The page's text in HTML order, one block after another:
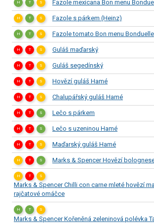
H T S Fazole mexicana Bon menu
H T S Fazole s párkem (Heinz)
H T S Fazole tomato Bon menu Bonduelle
H T S Guláš maďarský
H T S Guláš segedínský
H T S Hovězí guláš Hamé
H T S Chalupářský guláš Hamé
H T S Lečo s párkem
H T S Lečo s uzeninou Hamé
H T S Maďarský guláš Hamé
H T S Marks & Spencer Hovězí
H T S
Marks & Spencer Chilli con carne mleté hovězí
rajčatové omáčce
H T S
Marks & Spencer Kořeněná zeleninová polévka